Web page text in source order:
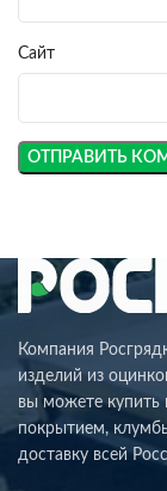
Сайт
Компания
изделий из
вы можете купить
покрытием,
доставку всей